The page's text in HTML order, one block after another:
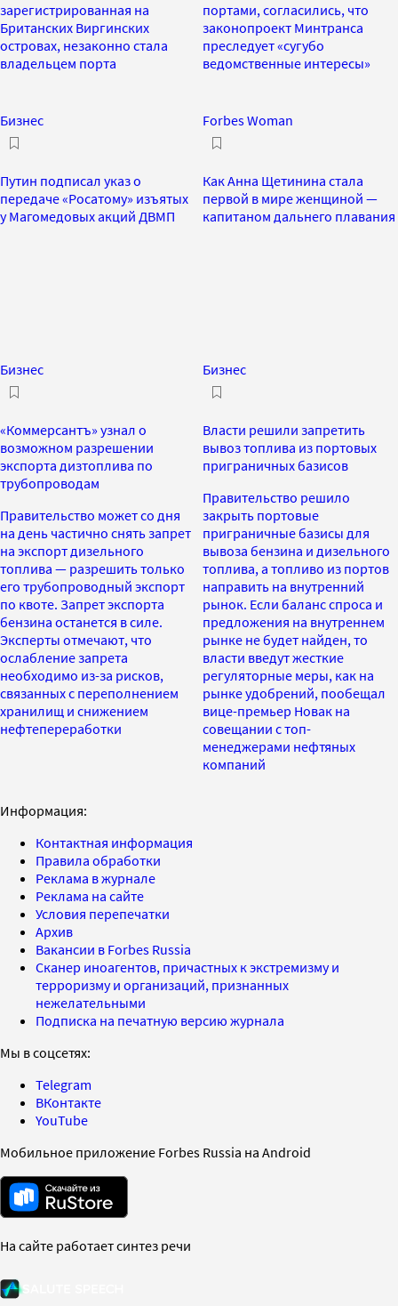
зарегистрированная на
Британских Виргинских
островах, незаконно стала
владельцем порта
портами, согласились, что
законопроект Минтранса
преследует «сугубо
ведомственные интересы»
Бизнес
Путин подписал указ о
передаче «Росатому» изъятых
у Магомедовых акций ДВМП
Forbes Woman
Как Анна Щетинина стала
первой в мире женщиной —
капитаном дальнего плавания
Бизнес
«Коммерсантъ» узнал о
возможном разрешении
экспорта дизтоплива по
трубопроводам
Правительство может со дня
на день частично снять запрет
на экспорт дизельного
топлива — разрешить только
его трубопроводный экспорт
по квоте. Запрет экспорта
бензина останется в силе.
Эксперты отмечают, что
ослабление запрета
необходимо из-за рисков,
связанных с переполнением
хранилищ и снижением
нефтепереработки
Бизнес
Власти решили запретить
вывоз топлива из портовых
приграничных базисов
Правительство решило
закрыть портовые
приграничные базисы для
вывоза бензина и дизельного
топлива, а топливо из портов
направить на внутренний
рынок. Если баланс спроса и
предложения на внутреннем
рынке не будет найден, то
власти введут жесткие
регуляторные меры, как на
рынке удобрений, пообещал
вице-премьер Новак на
совещании с топ-
менеджерами нефтяных
компаний
Информация:
Контактная информация
Правила обработки
Реклама в журнале
Реклама на сайте
Условия перепечатки
Архив
Вакансии в Forbes Russia
Сканер иноагентов, причастных к экстремизму и
терроризму и организаций, признанных
нежелательными
Подписка на печатную версию журнала
Мы в соцсетях:
Telegram
ВКонтакте
YouTube
Мобильное приложение Forbes Russia на Android
На сайте работает синтез речи